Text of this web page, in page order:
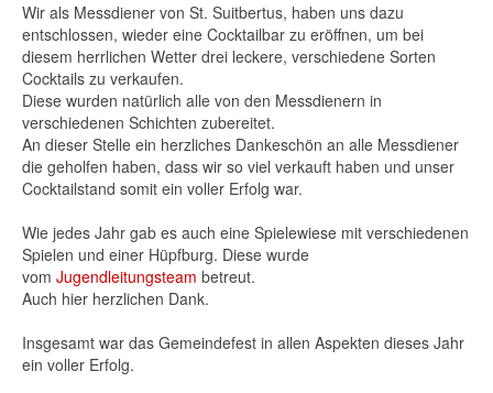
Wir als Messdiener von St. Suitbertus, haben uns dazu
entschlossen, wieder eine Cocktailbar zu eröffnen, um bei
diesem herrlichen Wetter drei leckere, verschiedene Sorten
Cocktails zu verkaufen.
Diese wurden natürlich alle von den Messdienern in
verschiedenen Schichten zubereitet.
An dieser Stelle ein herzliches Dankeschön an alle Messdiener
die geholfen haben, dass wir so viel verkauft haben und unser
Cocktailstand somit ein voller Erfolg war.
Wie jedes Jahr gab es auch eine Spielewiese mit verschiedenen
Spielen und einer Hüpfburg. Diese wurde
vom Jugendleitungsteam betreut.
Auch hier herzlichen Dank.
Insgesamt war das Gemeindefest in allen Aspekten dieses Jahr
ein voller Erfolg.